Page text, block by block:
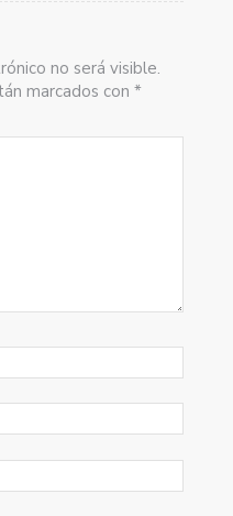
no será visible.
marcados con *